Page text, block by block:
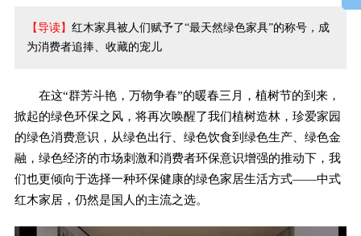
【导读】 红木家具被人们赋予了“最天然绿色家具”的称号，成
为消费者追捧、收藏的宠儿
在这“群芳斗艳，万物争春”的暖春三月，植树节的到来，
掀起的绿色环保之风，将再次唤醒了我们植树造林，珍爱家园
的绿色消费意识，从绿色出行、绿色饮食到绿色生产、绿色金
融，绿色经济的市场刺激和消费者环保意识增强的推动下，我
们也更倾向于选择一种环保健康的绿色家居生活方式——中式
红木家居，仍然是国人的主流之选。